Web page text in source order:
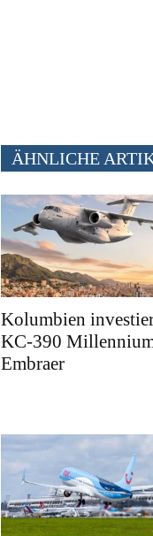
ÄHNLICHE
Kolumbien
KC-390
Embraer